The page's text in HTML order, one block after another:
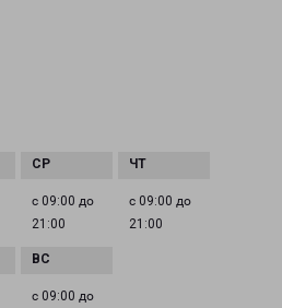
с 09:00 до
21:00
с 09:00 до
21:00
с 09:00 до